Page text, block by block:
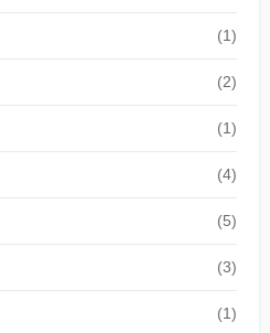
(1)
(2)
(1)
(4)
(5)
(3)
(1)